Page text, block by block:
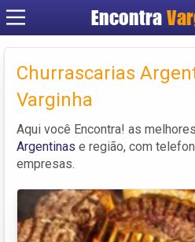
Encontra
Criar
Churrascarias
Varginha
Aqui você Encontra! as melhores
Argentinas e região, com
empresas.